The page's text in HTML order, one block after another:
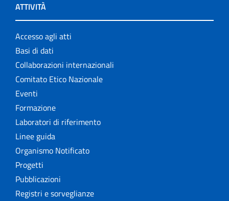
ATTIVITÀ
Accesso agli atti
Basi di dati
Collaborazioni internazionali
Comitato Etico Nazionale
Eventi
Formazione
Laboratori di riferimento
Linee guida
Organismo Notificato
Progetti
Pubblicazioni
Registri e sorveglianze